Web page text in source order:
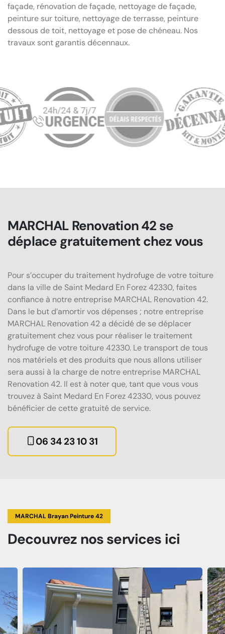
façade, rénovation de façade, nettoyage de façade,
peinture sur toiture, nettoyage de terrasse, peinture
dessous de toit, nettoyage et pose de chéneau. Nos
travaux sont garantis décennaux.
MARCHAL Renovation 42 se
déplace gratuitement chez vous
Pour s’occuper du traitement hydrofuge de votre toiture
dans la ville de Saint Medard En Forez 42330, faites
confiance à notre entreprise MARCHAL Renovation 42.
Dans le but d’amortir vos dépenses ; notre entreprise
MARCHAL Renovation 42 a décidé de se déplacer
gratuitement chez vous pour réaliser le traitement
hydrofuge de votre toiture 42330. Le transport de tous
nos matériels et des produits que nous allons utiliser
sera aussi à la charge de notre entreprise MARCHAL
Renovation 42. Il est à noter que, tant que vous vous
trouvez à Saint Medard En Forez 42330, vous pouvez
bénéficier de cette gratuité de service.
06 34 23 10 31
MARCHAL Brayan Peinture 42
Decouvrez nos services ici